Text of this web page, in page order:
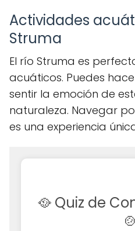
Actividades
Struma
El río Struma es
acuáticos. Puedes
sentir la emoción de
naturaleza. Navegar
es una experiencia
🥘 Quiz de
🍲